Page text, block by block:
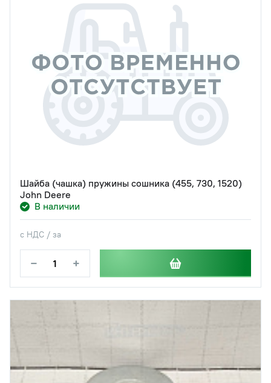
Шайба (чашка) пружины сошника (455, 730, 1520)
John Deere
В наличии
с НДС / за
− +